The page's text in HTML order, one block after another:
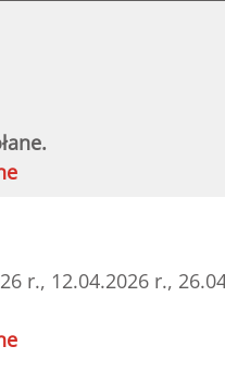
r., 12.04.2026 r.,